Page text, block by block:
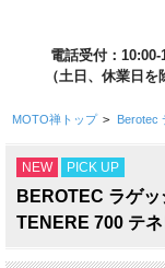
電話受付：10:00-
（土日、休業日を
MOTO禅トップ > Berotec
NEW PICK UP
BEROTEC ラゲ
TENERE 700 テネ